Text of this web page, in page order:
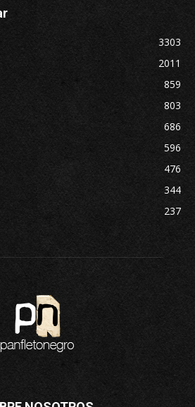
3303
2011
859
803
686
596
476
344
237